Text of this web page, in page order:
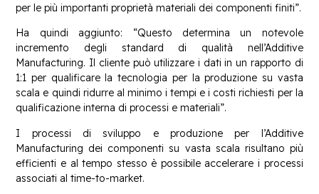
per le più importanti proprietà materiali dei componenti finiti”.
Ha quindi aggiunto: “Questo determina un notevole
incremento degli standard di qualità nell’Additive
Manufacturing. Il cliente può utilizzare i dati in un rapporto di
1:1 per qualificare la tecnologia per la produzione su vasta
scala e quindi ridurre al minimo i tempi e i costi richiesti per la
qualificazione interna di processi e materiali”.
I processi di sviluppo e produzione per l’Additive
Manufacturing dei componenti su vasta scala risultano più
efficienti e al tempo stesso è possibile accelerare i processi
associati al time-to-market.